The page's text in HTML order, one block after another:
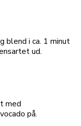
blend i ca. 1 minut
ud.
med
på.